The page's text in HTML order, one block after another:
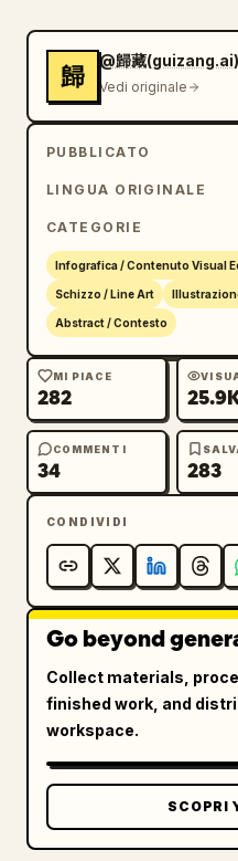
歸
@歸藏(guizang.ai)
Vedi originale
PUBBLICATO
LINGUA ORIGINALE
CATEGORIE
Infografica / Contenuto Visual
Schizzo / Line Art
Abstract / Contesto
MI PIACE
282
COMMENTI
34 283
CONDIVIDI
Go beyond
Collect materials,
finished work, and
workspace.
SCOPRI